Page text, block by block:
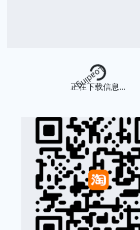
Loading...
正在下载信息...